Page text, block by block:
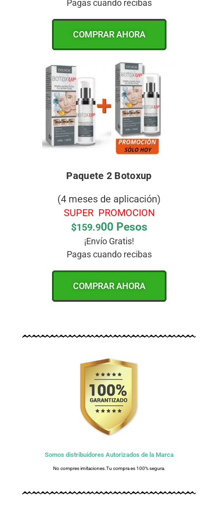
Pagas cuando recibas
COMPRAR AHORA
Paquete 2 Botoxup
(4 meses de aplicación)
SUPER PROMOCION
$159.900 Pesos
¡Envío Gratis!
Pagas cuando recibas
COMPRAR AHORA
Somos distribuidores Autorizados de la Marca
No compres imitaciones.Tu compra es 100% segura.